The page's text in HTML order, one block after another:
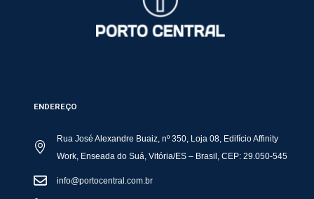
ENDEREÇO
Rua José Alexandre Buaiz, nº 350, Loja 08, Edifício Affinity
Work, Enseada do Suá, Vitória/ES – Brasil, CEP: 29.050-545
info@portocentral.com.br